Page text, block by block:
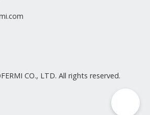
CO., LTD. All rights reserved.